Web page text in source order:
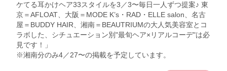
ケてる耳かけヘア33スタイルを3／3〜毎日一人ずつ提案♪ 東
京＝AFLOAT、大阪＝MODE K’s・RAD・ELLE salon、名古
屋＝BUDDY HAIR、湘南＝BEAUTRIUMの大人気美容室とコ
ラボした、シチュエーション別"最旬ヘア×リアルコーデ"は必
見です！」
※湘南分のみ4／27〜の掲載を予定しています。